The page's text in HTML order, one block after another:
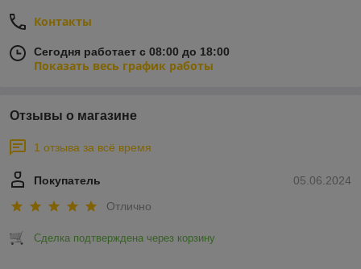
Контакты
Сегодня работает с 08:00 до 18:00
Показать весь график работы
Отзывы о магазине
1 отзыва за всё время
05.06.2024
Покупатель
Отлично
Сделка подтверждена через корзину